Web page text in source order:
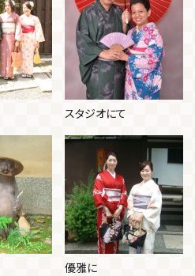
スタジオにて
優雅に